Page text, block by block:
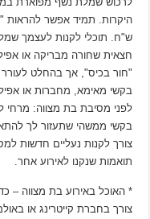
ש"ח. תוכלי לקנות לעצמך
חצאית שחורה מבריקה או
"חור בכיס", אך בהחלט לעורר
בקשי מאימא, מחברות או
לפני מסיבת בת מצווה: מרחי
בקשי ממשהי שתעזור לך
צורך לקנות נעליים חדשות
תואמות שנקנו לאירוע אחר.
* האוכל באירוע בת מצווה –
צורך בחברת קייטרינג או